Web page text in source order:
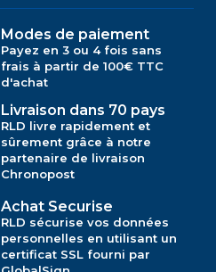
Modes de paiement
Payez en 3 ou 4 fois sans
frais à partir de 100€ TTC
d'achat
Livraison dans 70 pays
RLD livre rapidement et
sûrement grâce à notre
partenaire de livraison
Chronopost
Achat Securise
RLD sécurise vos données
personnelles en utilisant un
certificat SSL fourni par